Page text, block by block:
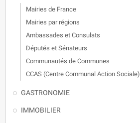
Mairies de France
Mairies par régions
Ambassades et Consulats
Députés et Sénateurs
Communautés de Communes
CCAS (Centre Communal Action Sociale)
GASTRONOMIE
IMMOBILIER